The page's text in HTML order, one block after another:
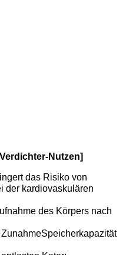
Nutzen]
das Risiko von
der kardiovaskulären
des Körpers nach